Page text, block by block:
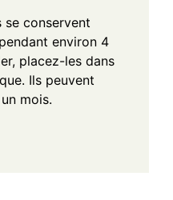
se conservent
environ 4
placez-les dans
Ils peuvent
mois.